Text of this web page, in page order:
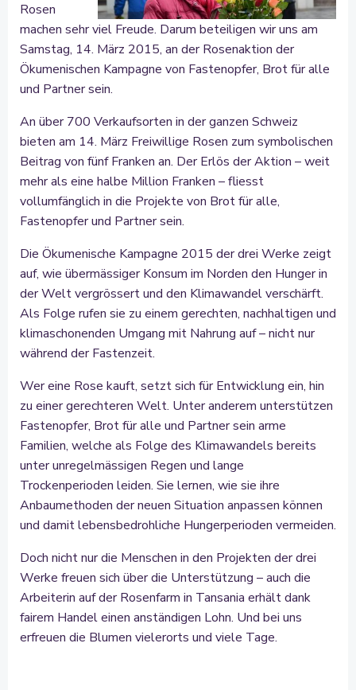
Rosen
machen sehr viel Freude. Darum beteiligen wir uns am
Samstag, 14. März 2015, an der Rosenaktion der
Ökumenischen Kampagne von Fastenopfer, Brot für alle
und Partner sein.
An über 700 Verkaufsorten in der ganzen Schweiz
bieten am 14. März Freiwillige Rosen zum symbolischen
Beitrag von fünf Franken an. Der Erlös der Aktion – weit
mehr als eine halbe Million Franken – fliesst
vollumfänglich in die Projekte von Brot für alle,
Fastenopfer und Partner sein.
Die Ökumenische Kampagne 2015 der drei Werke zeigt
auf, wie übermässiger Konsum im Norden den Hunger in
der Welt vergrössert und den Klimawandel verschärft.
Als Folge rufen sie zu einem gerechten, nachhaltigen und
klimaschonenden Umgang mit Nahrung auf – nicht nur
während der Fastenzeit.
Wer eine Rose kauft, setzt sich für Entwicklung ein, hin
zu einer gerechteren Welt. Unter anderem unterstützen
Fastenopfer, Brot für alle und Partner sein arme
Familien, welche als Folge des Klimawandels bereits
unter unregelmässigen Regen und lange
Trockenperioden leiden. Sie lernen, wie sie ihre
Anbaumethoden der neuen Situation anpassen können
und damit lebensbedrohliche Hungerperioden vermeiden.
Doch nicht nur die Menschen in den Projekten der drei
Werke freuen sich über die Unterstützung – auch die
Arbeiterin auf der Rosenfarm in Tansania erhält dank
fairem Handel einen anständigen Lohn. Und bei uns
erfreuen die Blumen vielerorts und viele Tage.